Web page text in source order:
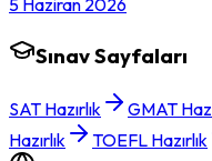
5 Haziran 2026
Sınav Sayfaları
SAT Hazırlık GMAT
Hazırlık
TOEFL Hazırlık